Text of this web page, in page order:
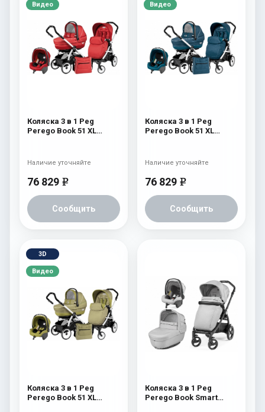
Видео
Коляска 3 в 1 Peg
Perego Book 51 XL
Pop-Up Completo,
шасси White/Black)
Sunset
76 829 e
Сообщить
Наличие уточняйте
Видео
Коляска 3 в 1 Peg
Perego Book 51 XL
Pop-Up Completo,
шасси White/Black)
Saxony Blue
76 829 e
Сообщить
Наличие уточняйте
3D
Видео
Коляска 3 в 1 Peg
Perego Book 51 XL
Коляска 3 в 1 Peg
Perego Book Smart